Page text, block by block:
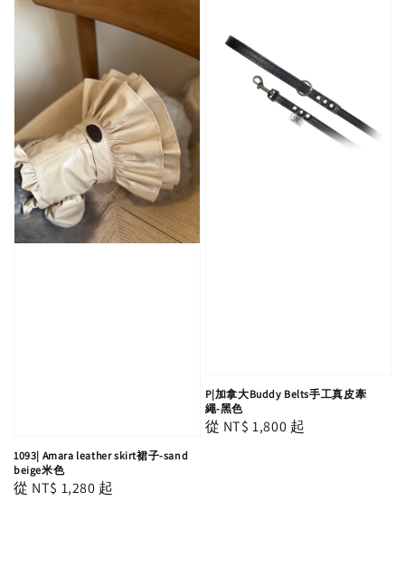
1093| Amara leather skirt裙子-sand
beige米色
Regular
從 NT$ 1,280 起
P|加拿大Buddy Belts手工真皮牽
繩-黑色
Regular
從 NT$ 1,800 起